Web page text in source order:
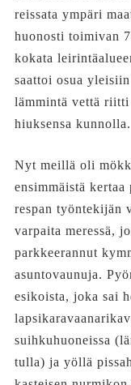
reissata ympäri
huonosti toimivan
kokata
saattoi osua
lämmintä vettä riitti
hiuksensa kunnolla.
Nyt meillä oli
ensimmäistä
respan työntekijän
varpaita meressä,
parkkeerannut
asuntovaunuja.
esikoista, joka sai
suihkuhuoneissa
tulla) ja yöllä